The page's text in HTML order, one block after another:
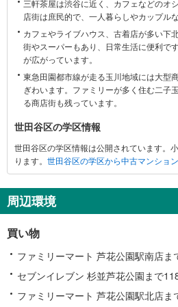
谷
区
に
関
す
る
三軒茶屋は渋谷に近く、カフェなどのオ
店街は庶民的で、一人暮らしやカップル
カフェやライブハウス、古着店が多い下
街やスーパーもあり、日常生活に便利で
が広がっています。
東急田園都市線が走る玉川地域には大型
ぎわいます。ファミリーが多く住む二子
る商店街も残っています。
世田谷区の学区情報
世田谷区の学区情報は公開されています。
ります。 世田谷区の学区から中古マンショ
周辺環境
買い物
ファミリーマート 芦花公園駅南店ま
セブンイレブン 杉並芦花公園まで
ファミリーマート 芦花公園駅北店ま